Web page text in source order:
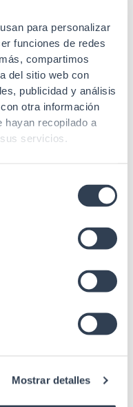
para personalizar
funciones de redes
compartimos
del sitio web con
publicidad y análisis
otra información
hayan recopilado a
servicios.
Mostrar detalles
fijación Drill &